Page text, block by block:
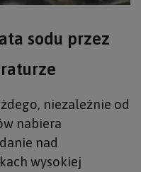
sodu przez
niezależnie od
nabiera
nad
wysokiej